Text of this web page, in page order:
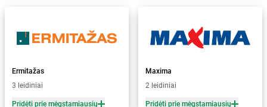
Ermitažas
3 leidiniai
Pridėti prie mėgstamiausių
Maxima
2 leidiniai
Pridėti prie mėgstamiausių